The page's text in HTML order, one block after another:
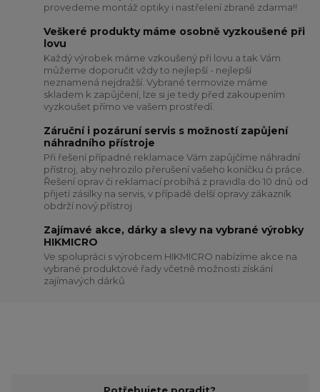
provedeme montáž optiky i nastřelení zbraně zdarma!!
Veškeré produkty máme osobně vyzkoušené při
lovu
Každý výrobek máme vzkoušený při lovu a tak Vám
můžeme doporučit vždy to nejlepší - nejlepší
neznamená nejdražší. Vybrané termovize máme
skladem k zapůjčení, lze si je tedy před zakoupením
vyzkoušet přímo ve vašem prostředí.
Záruční i pozáruní servis s možností zapůjení
náhradního přístroje
Při řešení případné reklamace Vám zapůjčíme náhradní
přístroj, aby nehrozilo přerušení vašeho koníčku či práce.
Řešení oprav či reklamací probíhá z pravidla do 10 dnů od
přijetí zásilky na servis, v případě delší opravy zákazník
obdrží nový přístroj
Zajímavé akce, dárky a slevy na vybrané výrobky
HIKMICRO
Ve spolupráci s výrobcem HIKMICRO nabízíme akce na
vybrané produktové řady včetně možnosti získání
zajímavých dárků
Potřebujete poradit?